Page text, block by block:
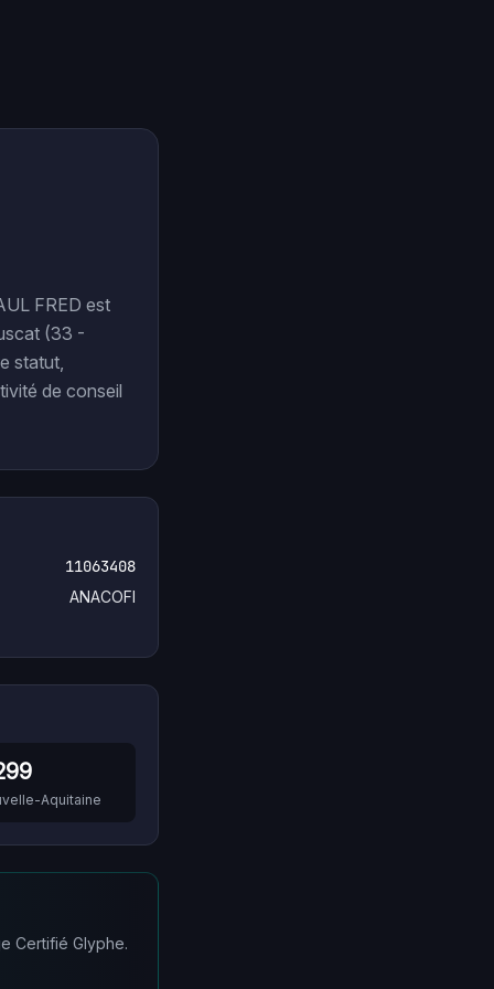
FRED est
(33 -
statut,
de conseil
11063408
ANACOFI
Aquitaine
Certifié Glyphe.